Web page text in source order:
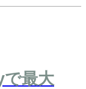
で最大